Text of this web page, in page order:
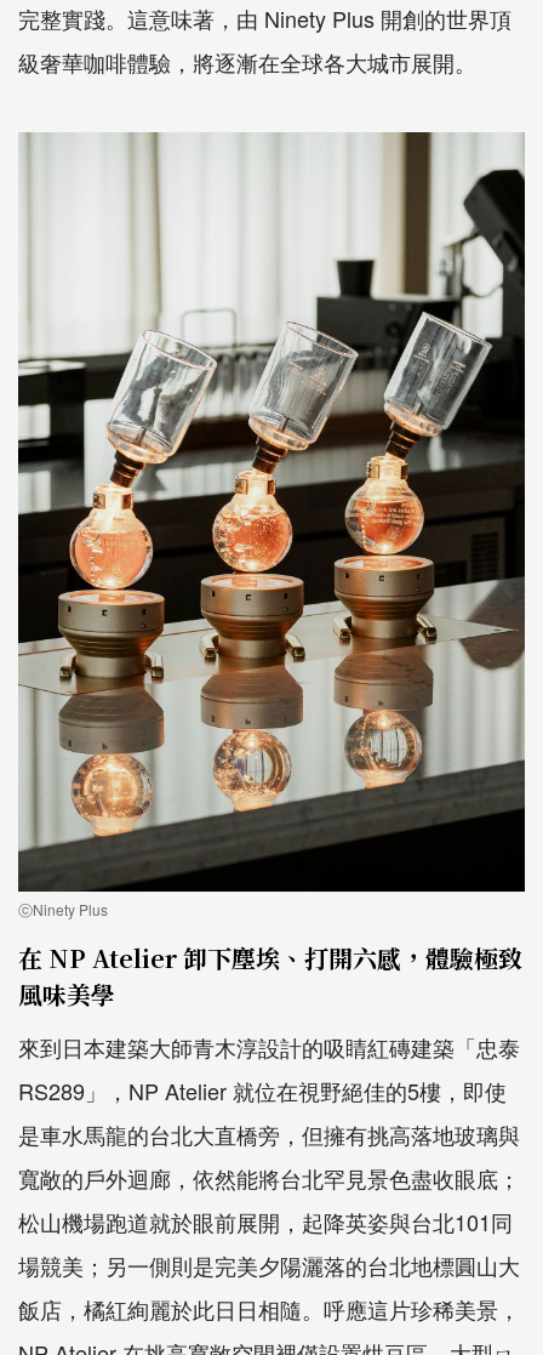
完整實踐。這意味著，由 Ninety Plus 開創的世界頂
級奢華咖啡體驗，將逐漸在全球各大城市展開。
ⓒNinety Plus
在 NP Atelier 卸下塵埃、打開六感，體驗極致
風味美學
來到日本建築大師青木淳設計的吸睛紅磚建築「忠泰
RS289」，NP Atelier 就位在視野絕佳的5樓，即使
是車水馬龍的台北大直橋旁，但擁有挑高落地玻璃與
寬敞的戶外迴廊，依然能將台北罕見景色盡收眼底；
松山機場跑道就於眼前展開，起降英姿與台北101同
場競美；另一側則是完美夕陽灑落的台北地標圓山大
飯店，橘紅絢麗於此日日相隨。呼應這片珍稀美景，